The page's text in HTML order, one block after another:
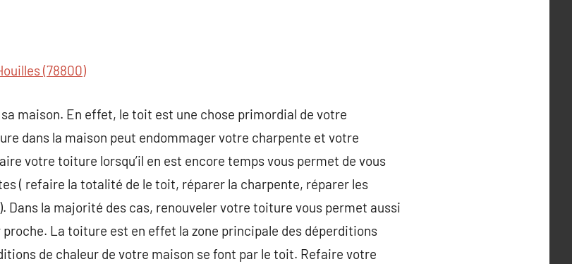
(78800)
maison. En effet, le toit est une chose primordial de votre
dans la maison peut endommager votre charpente et votre
votre toiture lorsqu’il en est encore temps vous permet de vous
( refaire la totalité de le toit, réparer la charpente, réparer les
Dans la majorité des cas, renouveler votre toiture vous permet aussi
La toiture est en effet la zone principale des déperditions
de chaleur de votre maison se font par le toit. Refaire votre